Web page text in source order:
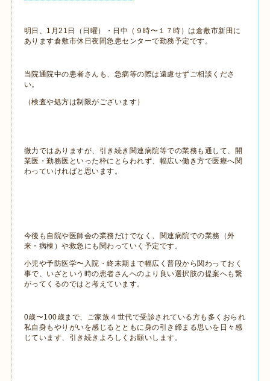
明日、1月21日（日曜）・日中（９時〜１７時）は倉敷市新田に
あります倉敷市休日夜間急患センターで勤務予定です。
当院通院中の患者さんも、急病等の際は遠慮せずご相談くださ
い。
（検査や処方は制限がございます）
微力ではありますが、引き続き関連病院等での業務も通して、開
業医・勤務医といった枠にとらわれず、幅広い働き方で医療へ関
わっていければと思います。
今後も自院や医師会の業務だけでなく、関連病院での業務（外
来・病棟）や救急にも関わっていく予定です。
小児や予防医学〜入院・終末期まで幅広く普段から関わっておく
事で、いざという時の患者さんへのより良い選択肢の提案へも繋
がってくるのではと考えています。
0歳〜100歳まで、ご家族４世代で受診されている方も多くおられ
私自身もやりがいを感じるとともに身の引き締まる思いを日々感
じています、引き続きよろしくお願いします。